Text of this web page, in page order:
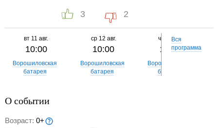
3 2
вт 11 авг.
10:00
Ворошиловская
батарея
ср 12 авг.
10:00
Ворошиловская
батарея
чт 13 авг.
10:00
Ворошиловская
батарея
Вся
программа
О событии
Возраст: 0+